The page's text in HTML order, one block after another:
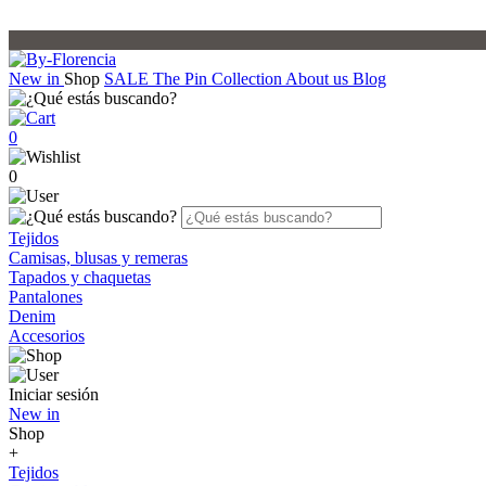
New in Shop SALE The Pin Collection About us Blog
0
0
Tejidos
Camisas, blusas y remeras
Tapados y chaquetas
Pantalones
Denim
Accesorios
Iniciar sesión
New in
Shop
+
Tejidos